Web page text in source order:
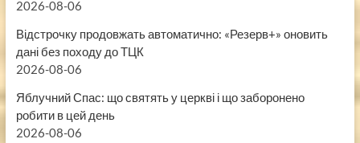
2026-08-06
Відстрочку продовжать автоматично: «Резерв+» оновить
дані без походу до ТЦК
2026-08-06
Яблучний Спас: що святять у церкві і що заборонено
робити в цей день
2026-08-06